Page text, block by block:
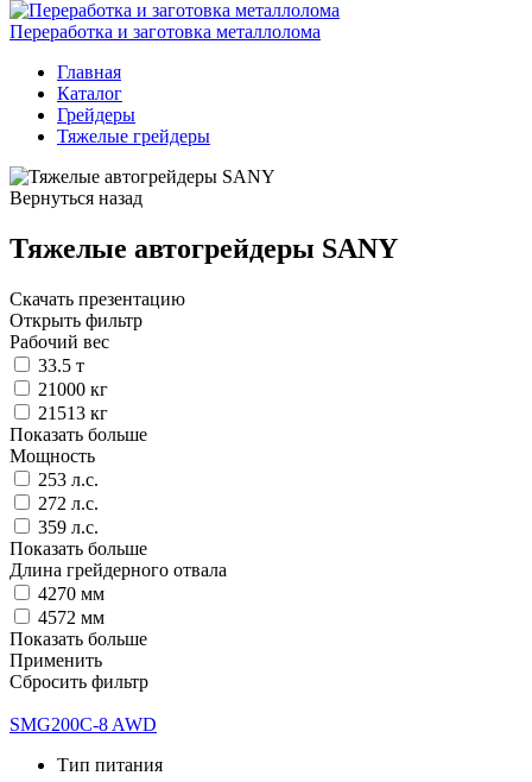
Переработка и заготовка металлолома
Главная
Каталог
Грейдеры
Тяжелые грейдеры
Вернуться назад
Тяжелые автогрейдеры SANY
Скачать презентацию
Открыть фильтр
Рабочий вес
33.5 т
21000 кг
21513 кг
Показать больше
Мощность
253 л.с.
272 л.с.
359 л.с.
Показать больше
Длина грейдерного отвала
4270 мм
4572 мм
Показать больше
Применить
Сбросить фильтр
SMG200C-8 AWD
Тип питания